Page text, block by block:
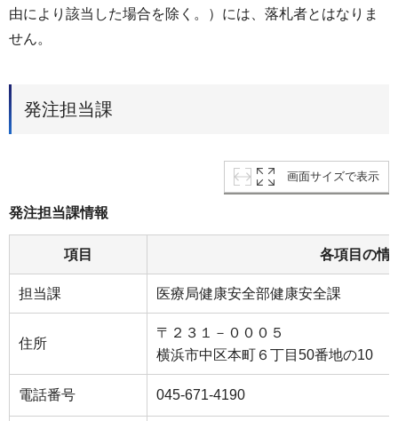
由により該当した場合を除く。）には、落札者とはなりま
せん。
発注担当課
画面サイズで表示
発注担当課情報
項目 各項目の情
担当課 医療局健康安全部健康安全課
住所
〒２３１－０００５
横浜市中区本町６丁目50番地の10
電話番号 045-671-4190